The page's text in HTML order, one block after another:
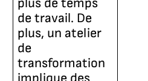
de travail. De
plus, un atelier
de
transformation